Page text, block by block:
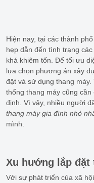
Hiện nay, tại các thành
hẹp dẫn đến tình trạng
khá khiêm tốn. Để tối ưu
lựa chọn phương án xây
đặt và sử dụng thang
thống thang máy cũng
định. Vì vậy, nhiều người
thang máy gia đình nhỏ
mình.
Xu hướng lắp đặt
Với sự phát triển của xã